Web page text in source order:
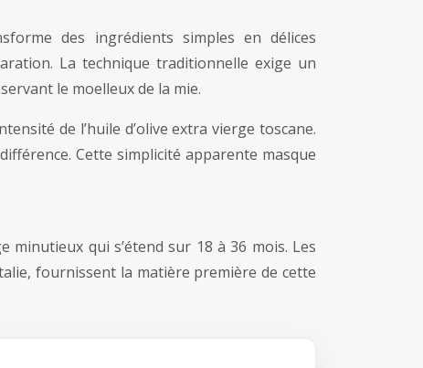
des ingrédients simples en délices
La technique traditionnelle exige un
le moelleux de la mie.
de l’huile d’olive extra vierge toscane.
Cette simplicité apparente masque
minutieux qui s’étend sur 18 à 36 mois. Les
fournissent la matière première de cette